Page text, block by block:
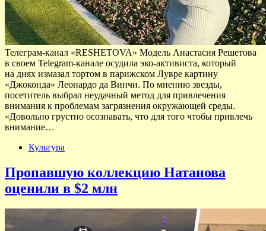
Телеграм-канал «RESHETOVA» Модель Анастасия Решетова
в своем Telegram-канале осудила эко-активиста, который
на днях измазал тортом в парижском Лувре картину
«Джоконда» Леонардо да Винчи. По мнению звезды,
посетитель выбрал неудачный метод для привлечения
внимания к проблемам загрязнения окружающей среды.
«Довольно грустно осознавать, что для того чтобы привлечь
внимание…
Культура
Пропавшую коллекцию Натанова
оценили в $2 млн